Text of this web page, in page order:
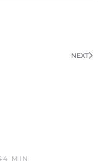
NEXT
MIN